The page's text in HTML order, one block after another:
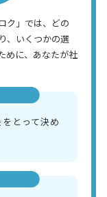
ク」では、どの
、いくつかの選
めに、あなたが社
とって決め